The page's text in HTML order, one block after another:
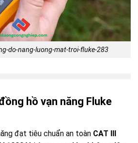
do-nang-luong-mat-troi-fluke-283
hồ vạn năng Fluke
đạt tiêu chuẩn an toàn CAT III